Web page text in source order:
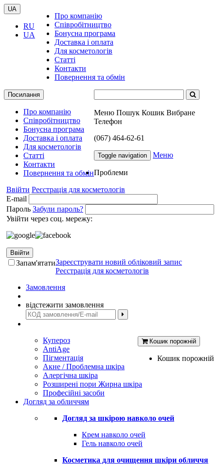
UA
RU
UA
Про компанію
Співробітництво
Бонусна програма
Доставка і оплата
Для косметологів
Статті
Контакти
Повернення та обмін
Посилання
Про компанію
Співробітництво
Бонусна програма
Доставка і оплата
Для косметологів
Статті
Контакти
Повернення та обмін
Ввійти Реєстрація для косметологів
E-mail
Пароль Забули пароль?
Увійти через соц. мережу:
Ввійти
Запам'ятатиЗареєструвати новий обліковий запис
Реєстрація для косметологів
Замовлення
відстежити замовлення
Меню Пошук Кошик Вибране
Телефон
(067) 464-62-61
Кошик порожній
Кошик порожній
Toggle navigation Меню
Проблеми
Купероз
AntiAge
Пігментація
Акне / Проблемна шкіра
Алергічна шкіра
Розширені пори Жирна шкіра
Професійні засоби
Догляд за обличчям
Догляд за шкірою навколо очей
Крем навколо очей
Гель навколо очей
Косметика для очищення шкіри обличчя